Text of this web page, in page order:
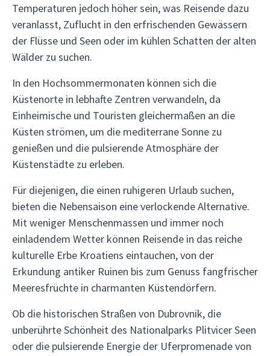
Temperaturen jedoch höher sein, was Reisende dazu
veranlasst, Zuflucht in den erfrischenden Gewässern
der Flüsse und Seen oder im kühlen Schatten der alten
Wälder zu suchen.
In den Hochsommermonaten können sich die
Küstenorte in lebhafte Zentren verwandeln, da
Einheimische und Touristen gleichermaßen an die
Küsten strömen, um die mediterrane Sonne zu
genießen und die pulsierende Atmosphäre der
Küstenstädte zu erleben.
Für diejenigen, die einen ruhigeren Urlaub suchen,
bieten die Nebensaison eine verlockende Alternative.
Mit weniger Menschenmassen und immer noch
einladendem Wetter können Reisende in das reiche
kulturelle Erbe Kroatiens eintauchen, von der
Erkundung antiker Ruinen bis zum Genuss fangfrischer
Meeresfrüchte in charmanten Küstendörfern.
Ob die historischen Straßen von Dubrovnik, die
unberührte Schönheit des Nationalparks Plitvicer Seen
oder die pulsierende Energie der Uferpromenade von